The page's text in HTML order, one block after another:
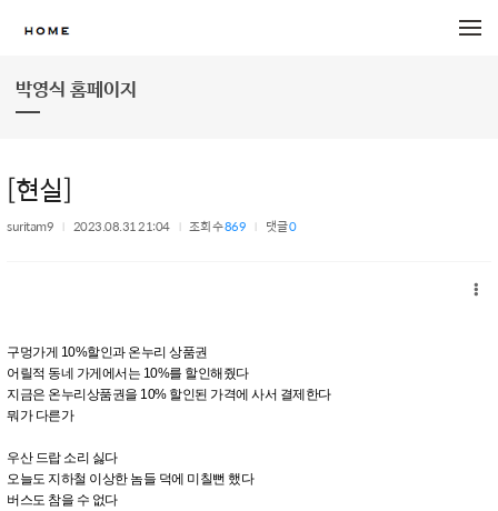
박영식 홈페이지
[현실]
suritam9 2023.08.31 21:04 조회 수869 댓글0
구멍가게 10%할인과 온누리 상품권
어릴적 동네 가게에서는 10%를 할인해줬다
지금은 온누리상품권을 10% 할인된 가격에 사서 결제한다
뭐가 다른가
우산 드랍 소리 싫다
오늘도 지하철 이상한 놈들 덕에 미칠뻔 했다
버스도 참을 수 없다